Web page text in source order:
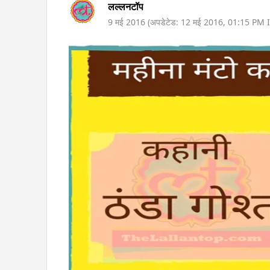
लल्लनटॉप
9 मई 2016 (अपडेटेड: 12 मई 2016, 01:15 PM